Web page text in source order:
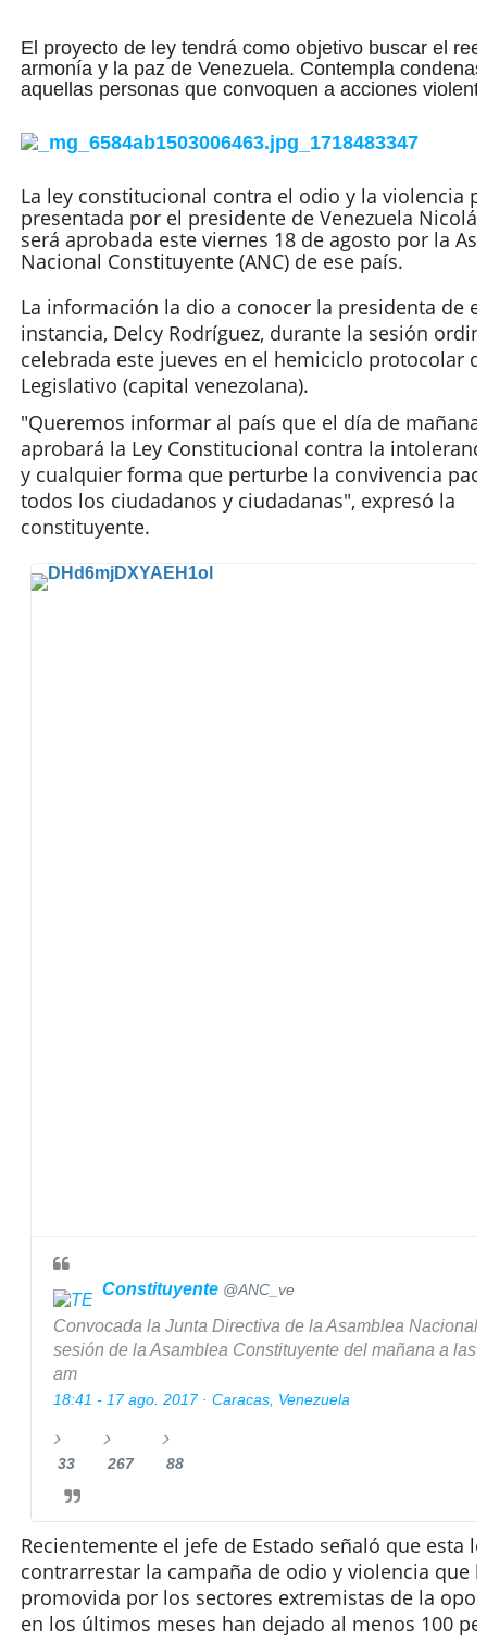
El proyecto de ley tendrá como objetivo buscar el
armonía y la paz de Venezuela. Contempla
aquellas personas que convoquen a acciones
La ley constitucional contra el odio y la violencia
presentada por el presidente de Venezuela
será aprobada este viernes 18 de agosto por la
Nacional Constituyente (ANC) de ese país.
La información la dio a conocer la presidenta de
instancia, Delcy Rodríguez, durante la sesión
celebrada este jueves en el hemiciclo protocolar
Legislativo (capital venezolana).
"Queremos informar al país que el día de
aprobará la Ley Constitucional contra la
y cualquier forma que perturbe la convivencia
todos los ciudadanos y ciudadanas", expresó la
constituyente.
V
Constituyente @ANC_ve
Convocada la Junta Directiva de la Asamblea Nacional
sesión de la Asamblea Constituyente del mañana a las
am
18:41 - 17 ago. 2017·Caracas, Venezuela
33
3
r
e
s
p
u
2672
7
R
e
t
w
88
m
e
g
u
s
Recientemente el jefe de Estado señaló que esta
contrarrestar la campaña de odio y violencia que
promovida por los sectores extremistas de la
en los últimos meses han dejado al menos 100